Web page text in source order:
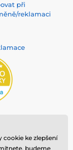
při
reklamaci
cookie ke zlepšení
budeme